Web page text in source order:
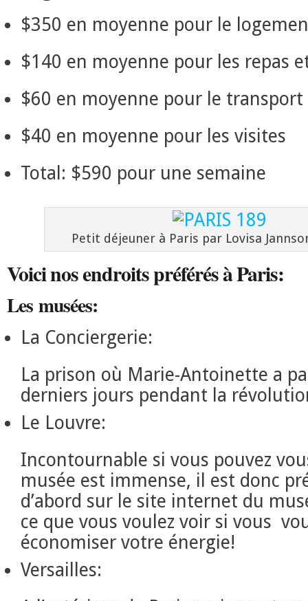
$350 en moyenne pour le
$140 en moyenne pour les repas
$60 en moyenne pour le transport
$40 en moyenne pour les visites
Total: $590 pour une semaine
Petit déjeuner à Paris par Lovisa
Voici nos endroits préférés à Paris:
Les musées:
La Conciergerie:
La prison où Marie-Antoinette a
derniers jours pendant la
Le Louvre:
Incontournable si vous pouvez
musée est immense, il est donc
d’abord sur le site internet du
ce que vous voulez voir si vous
économiser votre énergie!
Versailles: